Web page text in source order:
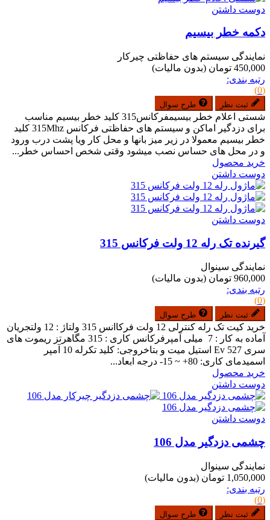
دوست داشتن
دکمه خطر بیسیم
نمایندگی سیستم های حفاظتی چیرکار
450,000 تومان
(بدون مالیات)
رتبه بندی:
(0)
ثبت نظر طرح سوال
شستی اعلام خطر بیسیمفرکانس315 کلید خطر بیسیم مناسب
برای دزدگیر اماکن و سیستم های حفاظتی فرکانس 315Mhz کلید
خطر بیسیم معمولا در زیر میز بانها و محل کار ویا پشت درب ورود
و در محل های حساس نصب میشود وقتی شخص احساس خطر...
خرید محصول
دوست داشتن
دوست داشتن
گیرنده تک رله 12 ولت فرکانس 315
نمایندگی سینوال
960,000 تومان
(بدون مالیات)
رتبه بندی:
(0)
ثبت نظر طرح سوال
خرید کیت تک رله کنترلی 12 ولت فرکاانس 315 ولتاژ : 12 ولتجریان
آماده به کار : 7 میلی آمپرفرکانس کاری : 315 مگاهرتز ریموت های
سری Ev 527 استیل میت و بتاخروجی: کلید تکرله 10 آمپر
اسمیدمای کاری: 80+ ~ 15- درجه ابعاد...
خرید محصول
دوست داشتن
دوست داشتن
چشمی دزدگیر مدل 106
نمایندگی سینوال
1,050,000 تومان
(بدون مالیات)
رتبه بندی:
(0)
ثبت نظر طرح سوال